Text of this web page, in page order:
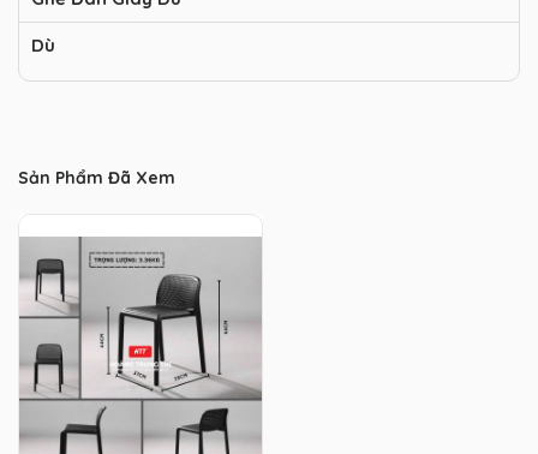
Dù
Sản Phẩm Đã Xem